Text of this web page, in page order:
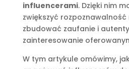
influencerami. Dzięki nim
zwiększyć
zbudować zaufanie i
zainteresowanie
W tym artykule omówimy,